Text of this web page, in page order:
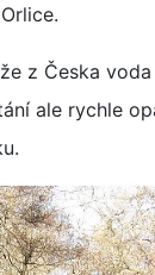
z Česka
ale rychle